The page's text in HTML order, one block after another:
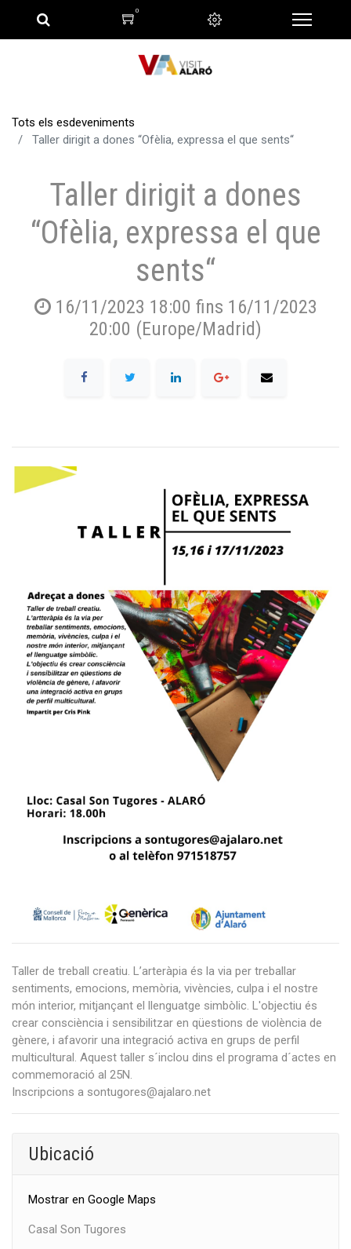
0
Tots els esdeveniments
Taller dirigit a dones “Ofèlia, expressa el que sents“
Taller dirigit a dones
“Ofèlia, expressa el que
sents“
16/11/2023 18:00 fins 16/11/2023
20:00 (Europe/Madrid)
Taller de treball creatiu. L’arteràpia és la via per treballar
sentiments, emocions, memòria, vivències, culpa i el nostre
món interior, mitjançant el llenguatge simbòlic. L'objectiu és
crear consciència i sensibilitzar en qüestions de violència de
gènere, i afavorir una integració activa en grups de perfil
multicultural. Aquest taller s´inclou dins el programa d´actes en
commemoració al 25N.
Inscripcions a sontugores@ajalaro.net
Ubicació
Mostrar en Google Maps
Casal Son Tugores